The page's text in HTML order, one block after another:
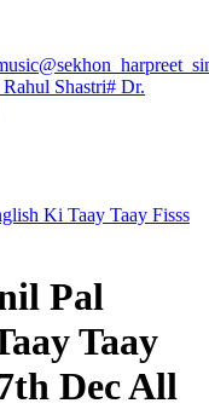
Shastri# Dr.
Ki Taay Taay Fisss
Pal
Taay
Dec All